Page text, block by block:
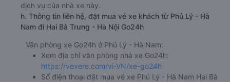
dịch vụ của nhà xe này.
h. Thông tin liên hệ, đặt mua vé xe khách từ Phủ Lý - Hà
Nam đi Hai Bà Trưng - Hà Nội Go24h
Văn phòng xe Go24h ở Phủ Lý - Hà Nam:
Xem địa chỉ văn phòng nhà xe Go24h:
https://vexere.com/vi-VN/xe-go24h
Số điện thoại đặt mua vé xe Phủ Lý - Hà Nam Hai Bà